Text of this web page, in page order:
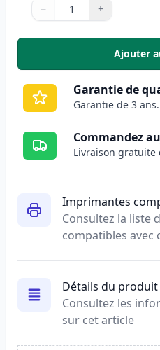
Imprimantes
Consultez la liste
compatibles avec
Détails du produit
Consultez les
sur cet article
Quantité
Utilisez les boutons pour
− +
Quantité
Ajouter
Garantie de
Garantie de 3
Commandez
Livraison gratuite